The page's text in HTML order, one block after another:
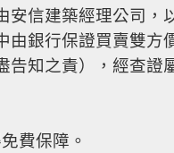
信建築經理公司，
銀行保證買賣雙方
知之責），經查證
費保障。